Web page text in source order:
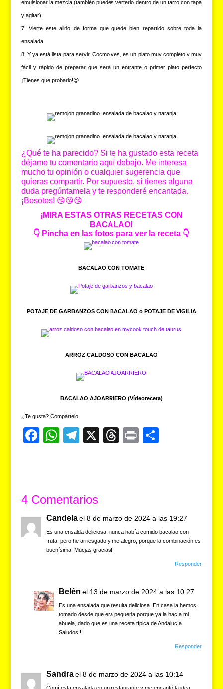
emulsionar la mezcla (también puedes verterlo dentro de un tarro con tapa
y agitar).
Vierte este aliño de forma que quede bien repartido sobre toda la
ensalada
Y ya está lista para servir. Cocmo ves, es un plato muy completo y muy
fácil y rápido de preparar que será un entrante o primer plato perfecto
¡Tienes que probarlo!😉
¿Qué te ha parecido? Si te ha gustado esta receta
déjame tu comentario aquí debajo. Me interesa
mucho tu opinión o cualquier sugerencia que
quieras compartir. Por supuesto, si tienes alguna
duda pregúntamela y te responderé encantada.
¡Besotes! 😘😘😘
¡MIRA ESTAS OTRAS RECETAS CON
BACALAO!
👇 Pincha en las fotos para ver la receta 👇
BACALAO CON TOMATE
POTAJE DE GARBANZOS CON BACALAO o POTAJE DE VIGILIA
ARROZ CALDOSO CON BACALAO
BACALAO AJOARRIERO (Vídeoreceta)
¿Te gusta? Compártelo
F
b
o
o
k
W
A
p
p
T
a
m
X
T
s
Pr
tir
4 Comentarios
Candela el 8 de marzo de 2024 a las 19:27
Es una ensalda deliciosa, nunca había comido bacalao con
fruta, pero he arriesgado y me alegro, porque la combinación es
buenísima. Mucjas gracias!
Responder
Belén el 13 de marzo de 2024 a las 10:27
Es una ensalada que resulta deliciosa. En casa la hemos
tomado desde que era pequeña porque ya la hacía mi
abuela, dado que es una receta típica de Andalucía.
Saludos!!!
Responder
Sandra el 8 de marzo de 2024 a las 10:14
Comí esta ensalada en un restaurante y me encantó la idea.